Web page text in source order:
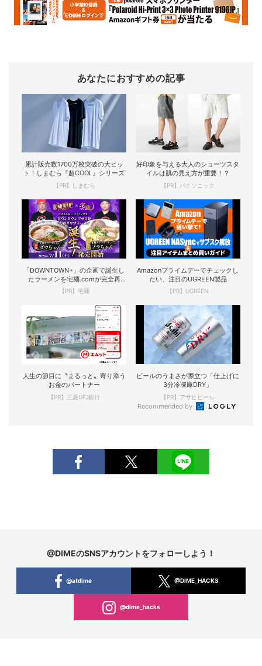
あなたにおすすめの記事
累計販売数1700万枚突破の大ヒッ
ト！しまむら『超COOL』シリーズ
【PR】しまむら
好印象を与える大人のショーツスタ
イルは肌の見え方が重要！？
【PR】パナソニック
「DOWNTOWN+」の企画で誕生し
たラーメンを宅麺.comが完全再
現！
【PR】宅麺
Amazonプライムデーでチェックし
たい、注目のUGREEN製品
【PR】UGREEN
人生の節目に〝まるっと〟寄り添う
お金のパートナー
【PR】三菱UFJ銀行
ビールのうまさが際立つ「仕上げに
3分冷凍庫DRY」
【PR】アサヒビール
Recommended by
@DIMEのSNSアカウントをフォローしよう！
@atdime @DIME_HACKS
@dime_hacks